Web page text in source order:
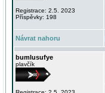
Registrace: 2.5. 2023
Příspěvky: 198
Návrat nahoru
bumlusufye
plavčík